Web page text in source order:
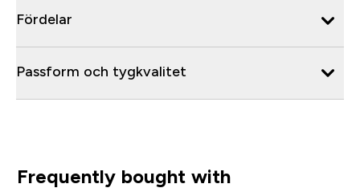
Fördelar
Passform och tygkvalitet
Frequently bought with